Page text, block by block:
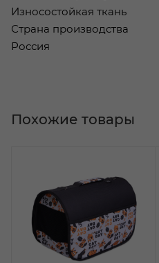
Износостойкая ткань
Страна производства
Россия
Похожие товары